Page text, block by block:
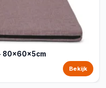
80x60x5cm
Bekijk